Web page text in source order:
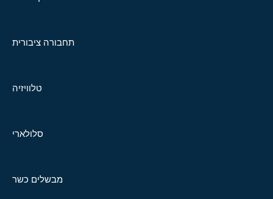
תחבורה ציבורית
טלוויזיה
סלולארי
מבשלים כשר